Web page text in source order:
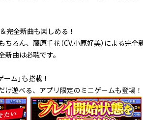
完全新曲も楽しめる！
ろん、藤原千花（CV.小原好美）による完全
曲は必聴です。
ム」も搭載！
け遊べる、アプリ限定のミニゲームも登場！